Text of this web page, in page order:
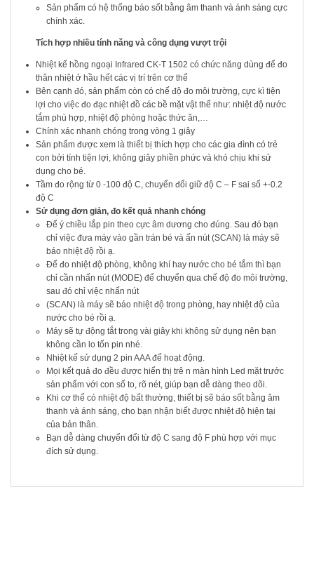
Sản phẩm có hệ thống báo sốt bằng âm thanh và ánh sáng cực
chính xác.
Tích hợp nhiều tính năng và công dụng vượt trội
Nhiệt kế hồng ngoại Infrared CK-T 1502 có chức năng dùng để đo
thân nhiệt ở hầu hết các vị trí trên cơ thể
Bên cạnh đó, sản phẩm còn có chế độ đo môi trường, cực kì tiện
lợi cho việc đo đạc nhiệt đồ các bề mặt vật thể như: nhiệt độ nước
tắm phù hợp, nhiệt độ phòng hoặc thức ăn,…
Chính xác nhanh chóng trong vòng 1 giây
Sản phẩm được xem là thiết bị thích hợp cho các gia đình có trẻ
con bởi tính tiện lợi, không giây phiền phức và khó chịu khi sử
dụng cho bé.
Tầm đo rộng từ 0 -100 độ C, chuyển đổi giữ độ C – F sai số +-0.2
độ C
Sử dụng đơn giản, đo kết quả nhanh chóng
Để ý chiều lắp pin theo cực âm dương cho đúng. Sau đó bạn
chỉ việc đưa máy vào gần trán bé và ấn nút (SCAN) là máy sẽ
báo nhiệt độ rồi ạ.
Để đo nhiệt độ phòng, không khí hay nước cho bé tắm thì bạn
chỉ cần nhấn nút (MODE) để chuyển qua chế độ đo môi trường,
sau đó chỉ việc nhấn nút
(SCAN) là máy sẽ báo nhiệt độ trong phòng, hay nhiệt độ của
nước cho bé rồi ạ.
Máy sẽ tự động tắt trong vài giây khi không sử dụng nên bạn
không cần lo tốn pin nhé.
Nhiệt kế sử dụng 2 pin AAA để hoạt động.
Mọi kết quả đo đều được hiển thị trê n màn hình Led mặt trước
sản phẩm với con số to, rõ nét, giúp bạn dễ dàng theo dõi.
Khi cơ thể có nhiệt độ bất thường, thiết bị sẽ báo sốt bằng âm
thanh và ánh sáng, cho bạn nhận biết được nhiệt độ hiện tại
của bản thân.
Bạn dễ dàng chuyển đổi từ độ C sang độ F phù hợp với mục
đích sử dụng.